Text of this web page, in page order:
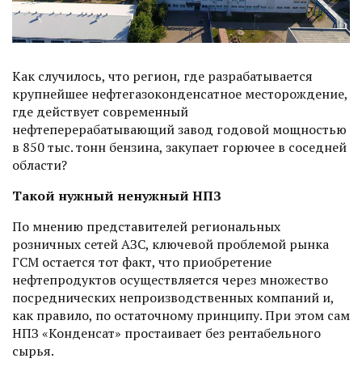
Как случилось, что регион, где разрабатывается
крупнейшее нефтегазоконденсатное месторождение,
где действует современный
нефтеперерабатывающий завод годовой мощностью
в 850 тыс. тонн бензина, закупает горючее в соседней
области?
Такой нужный ненужный НПЗ
По мнению представителей региональных
розничных сетей АЗС, ключевой проблемой рынка
ГСМ остается тот факт, что приобретение
нефтепродуктов осуществляется через множество
посреднических непроизводственных компаний и,
как правило, по остаточному принципу. При этом сам
НПЗ «Конденсат» простаивает без рентабельного
сырья.